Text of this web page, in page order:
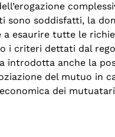
sono soddisfatti, la
esaurire tutte le
i criteri dettati dal
introdotta anche la
del mutuo in
dei